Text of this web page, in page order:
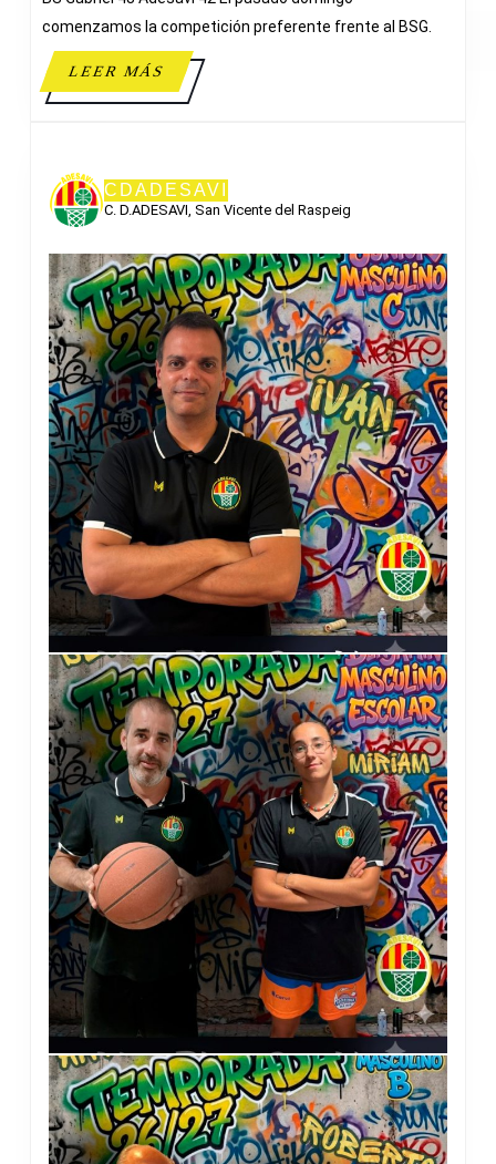
comenzamos la competición preferente frente al BSG.
LEER MÁSLEER
MÁS
CDADESAVI
C. D.ADESAVI, San Vicente del Raspeig